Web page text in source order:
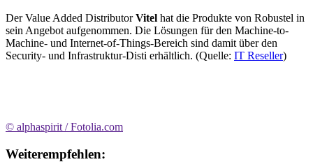
Der Value Added DistributorVitel hat die Produkte von Robustel in
sein Angebot aufgenommen. Die Lösungen für den Machine-to-
Machine- und Internet-of-Things-Bereich sind damit über den
Security- und Infrastruktur-Disti erhältlich. (Quelle: IT Reseller)
© alphaspirit / Fotolia.com
Weiterempfehlen: